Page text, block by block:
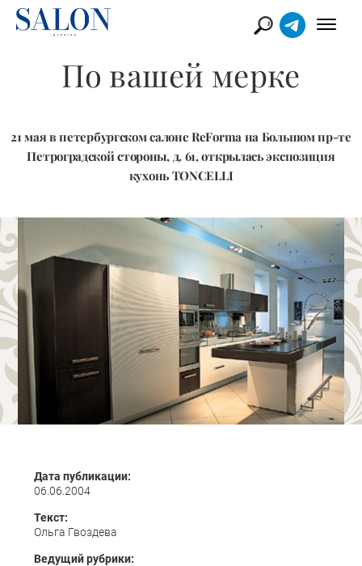
По вашей мерке
21 мая в петербургском салоне ReForma на Большом пр-те
Петроградской стороны, д. 61, открылась экспозиция
кухонь TONCELLI
Дата публикации:
06.06.2004
Текст:
Ольга Гвоздева
Ведущий рубрики: